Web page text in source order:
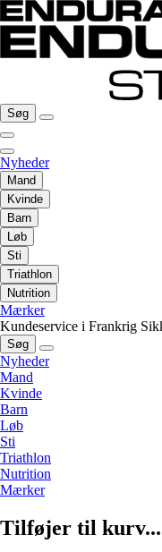
Søg
Nyheder
Mand
Kvinde
Barn
Løb
Sti
Triathlon
Nutrition
Mærker
Kundeservice i Frankrig
Søg
Nyheder
Mand
Kvinde
Barn
Løb
Sti
Triathlon
Nutrition
Mærker
Tilføjer til kurv...